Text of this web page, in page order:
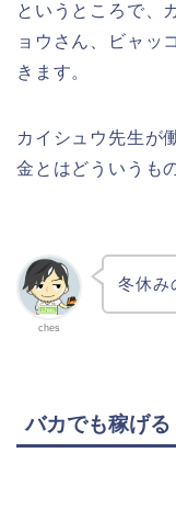
というところで、
ョウさん、ビャッ
きます。
カイシュウ先生が
金とはどういうも
ches
冬休み
バカでも稼げ